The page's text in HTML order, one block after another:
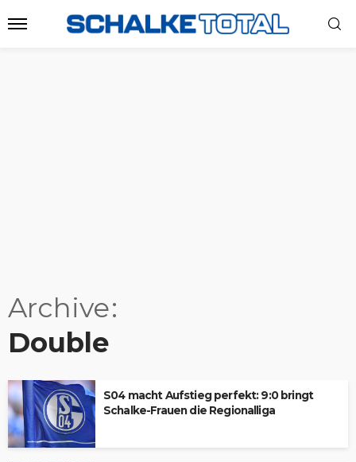
Archive
Double
S04 macht Aufstieg perfekt: 9:0 bringt
Schalke-Frauen die Regionalliga